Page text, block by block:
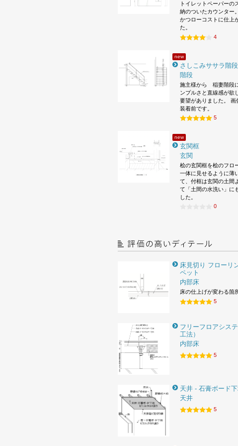
トイレットペーパーの
納のついたカウンター
かつローコストに仕上
た。
4
new
さしこみササラ階段
階段
施主様から 稲妻階段
ンプルさと直線感が
要望がありました。 画
装着前です。
5
new
玄関框
玄関
桧の玄関框を桧のフロ
一体に見せるように薄
て、付框は玄関の土間
て「土間の水洗い」に
した。
0
床見切り フローリ
ペット
内部床
床の仕上げが変わる箇
5
フリーフロアシス
工法）
内部床
5
天井 - 石膏ボード
天井
5